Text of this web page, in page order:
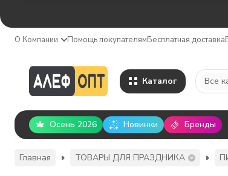
О Компании Помощь покупателямБесплатная доставка
Каталог Все
Осень 2026 Новинки Бренды
Главная ТОВАРЫ ДЛЯ ПРАЗДНИКА